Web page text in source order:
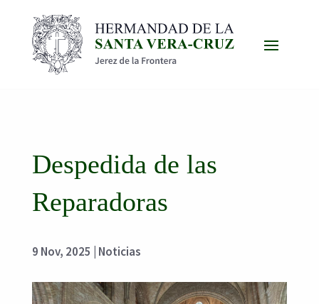
Despedida de las
Reparadoras
9 Nov, 2025 Noticias